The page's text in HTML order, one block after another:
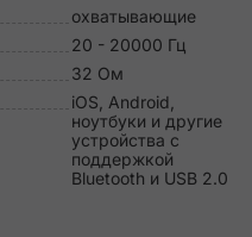
охватывающие
20 - 20000 Гц
32 Ом
iOS, Android,
ноутбуки и другие
устройства с
поддержкой
Bluetooth и USB 2.0